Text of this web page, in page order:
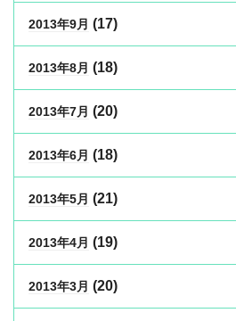
2013年9月 (17)
2013年8月 (18)
2013年7月 (20)
2013年6月 (18)
2013年5月 (21)
2013年4月 (19)
2013年3月 (20)